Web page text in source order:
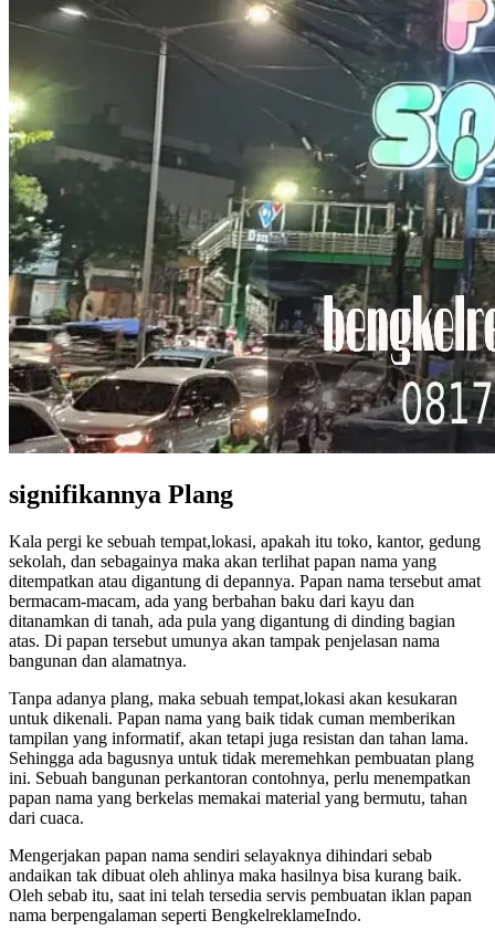
signifikannya Plang
Kala pergi ke sebuah tempat,lokasi, apakah itu toko, kantor, gedung
sekolah, dan sebagainya maka akan terlihat papan nama yang
ditempatkan atau digantung di depannya. Papan nama tersebut amat
bermacam-macam, ada yang berbahan baku dari kayu dan
ditanamkan di tanah, ada pula yang digantung di dinding bagian
atas. Di papan tersebut umunya akan tampak penjelasan nama
bangunan dan alamatnya.
Tanpa adanya plang, maka sebuah tempat,lokasi akan kesukaran
untuk dikenali. Papan nama yang baik tidak cuman memberikan
tampilan yang informatif, akan tetapi juga resistan dan tahan lama.
Sehingga ada bagusnya untuk tidak meremehkan pembuatan plang
ini. Sebuah bangunan perkantoran contohnya, perlu menempatkan
papan nama yang berkelas memakai material yang bermutu, tahan
dari cuaca.
Mengerjakan papan nama sendiri selayaknya dihindari sebab
andaikan tak dibuat oleh ahlinya maka hasilnya bisa kurang baik.
Oleh sebab itu, saat ini telah tersedia servis pembuatan iklan papan
nama berpengalaman seperti BengkelreklameIndo.